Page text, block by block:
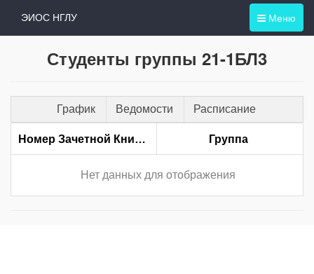
Меню
ЭИОС НГЛУ
Студенты группы 21-1БЛ3
График Ведомости Расписание
Номер Зачетной Книжки Группа
Нет данных для отображения